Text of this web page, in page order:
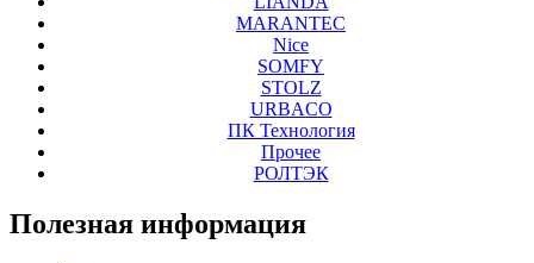
MARANTEC
Nice
SOMFY
STOLZ
URBACO
ПК Технология
Прочее
РОЛТЭК
Полезная информация